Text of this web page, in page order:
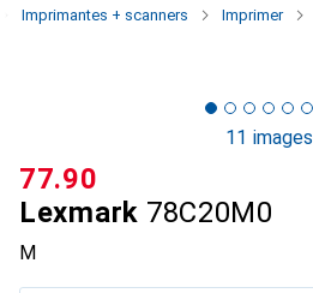
Imprimantes + scanners Imprimer
11 images
Lexmark 78C20M0
M
CHF
77.90